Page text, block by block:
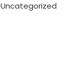
Uncategorized